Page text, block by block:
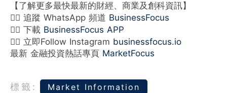
【了解更多最快最新的財經、商業及創科資訊】
👉🏻 追蹤 WhatsApp 頻道 BusinessFocus
👉🏻 下載 BusinessFocus APP
👉🏻 立即Follow Instagram businessfocus.io
最新 金融投資熱話專頁 MarketFocus
標籤:
Market Information